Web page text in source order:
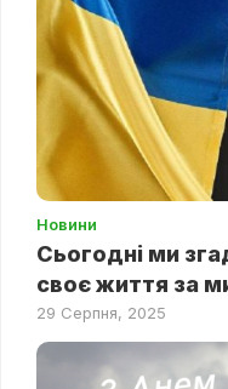
Новини
Сьогодні ми
своє життя за
29 Серпня, 2025